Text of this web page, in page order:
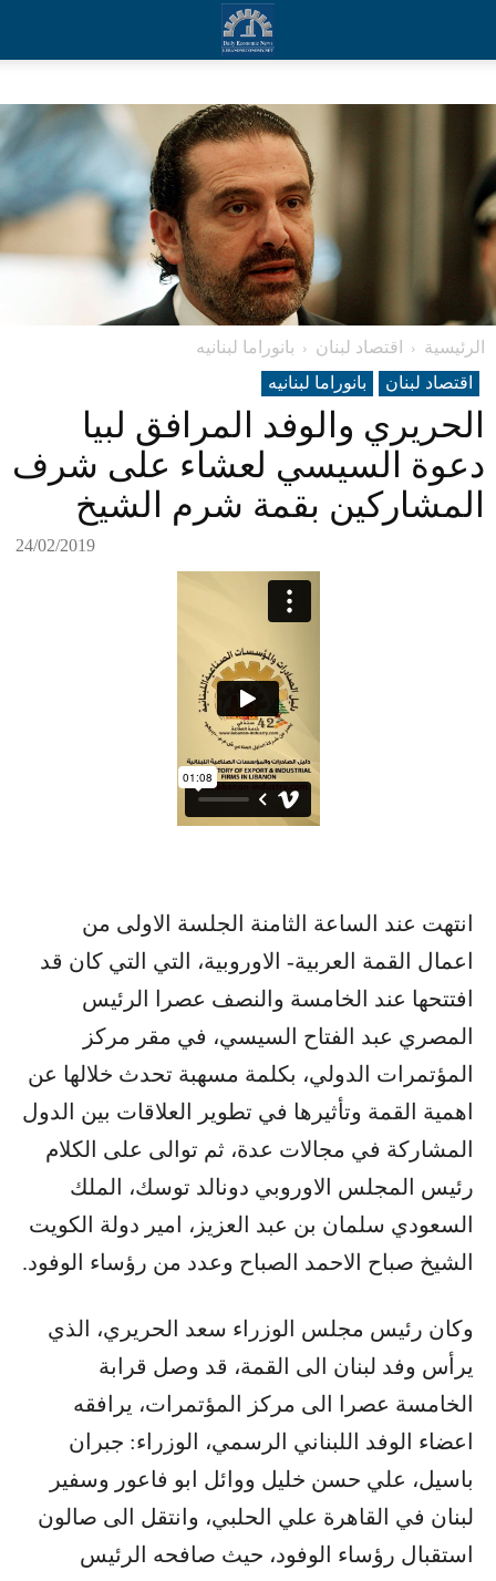
الرئيسية اقتصاد لبنان
بانوراما لبنانیه
اقتصاد لبنان
بانوراما لبنانیه
الحريري والوفد المرافق لبيا
دعوة السيسي لعشاء على شرف
المشاركين بقمة شرم الشيخ
24/02/2019
انتهت عند الساعة الثامنة الجلسة الاولى من
اعمال القمة العربية- الاوروبية، التي التي كان قد
افتتحها عند الخامسة والنصف عصرا الرئيس
المصري عبد الفتاح السيسي، في مقر مركز
المؤتمرات الدولي، بكلمة مسهبة تحدث خلالها عن
اهمية القمة وتأثيرها في تطوير العلاقات بين الدول
المشاركة في مجالات عدة، ثم توالى على الكلام
رئيس المجلس الاوروبي دونالد توسك، الملك
السعودي سلمان بن عبد العزيز، امير دولة الكويت
الشيخ صباح الاحمد الصباح وعدد من رؤساء الوفود.
وكان رئيس مجلس الوزراء سعد الحريري، الذي
يرأس وفد لبنان الى القمة، قد وصل قرابة
الخامسة عصرا الى مركز المؤتمرات، يرافقه
اعضاء الوفد اللبناني الرسمي، الوزراء: جبران
باسيل، علي حسن خليل ووائل ابو فاعور وسفير
لبنان في القاهرة علي الحلبي، وانتقل الى صالون
استقبال رؤساء الوفود، حيث صافحه الرئيس